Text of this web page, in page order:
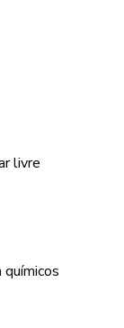
livre
químicos